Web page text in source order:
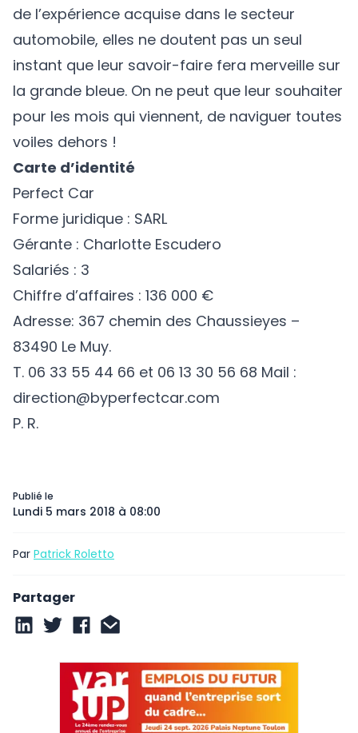
Publié le
Lundi 5 mars 2018 à 08:00
Par Patrick Roletto
Partager
de l’expérience acquise dans le secteur
automobile, elles ne doutent pas un seul
instant que leur savoir-faire fera merveille sur
la grande bleue. On ne peut que leur souhaiter
pour les mois qui viennent, de naviguer toutes
voiles dehors !
Carte d’identité
Perfect Car
Forme juridique : SARL
Gérante : Charlotte Escudero
Salariés : 3
Chiffre d’affaires : 136 000 €
Adresse: 367 chemin des Chaussieyes –
83490 Le Muy.
T. 06 33 55 44 66 et 06 13 30 56 68 Mail :
direction@byperfectcar.com
P. R.